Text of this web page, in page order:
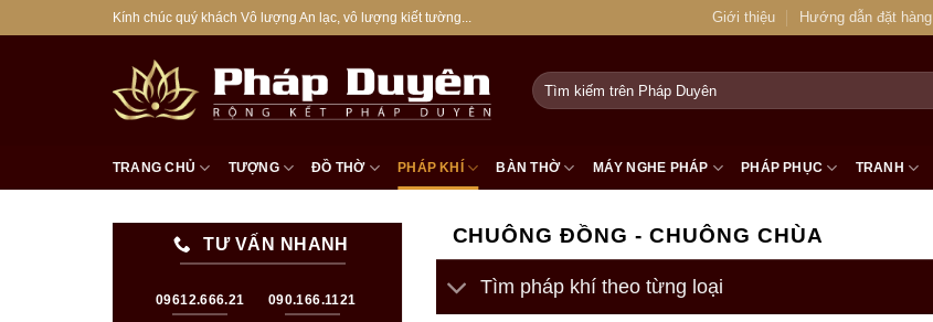
qua
Kính chúc quý khách Vô lượng An lạc, vô lượng kiết tường... Giới thiệu Hướng dẫn đặt hàng
Tìm
kiếm:
TRANG CHỦ TƯỢNG ĐỒ THỜ PHÁP KHÍ BÀN THỜ MÁY NGHE PHÁP PHÁP PHỤC TRANH
TƯ VẤN NHANH
09612.666.21 090.166.1121
CHUÔNG ĐỒNG - CHUÔNG CHÙA
Tìm pháp khí theo từng loại